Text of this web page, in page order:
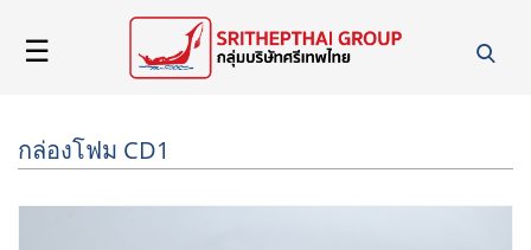
แรก
เกี่ยว
☰
กล่องโฟม CD1